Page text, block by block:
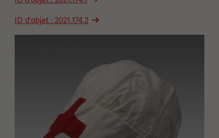
ID d'objet : 2021.174.2